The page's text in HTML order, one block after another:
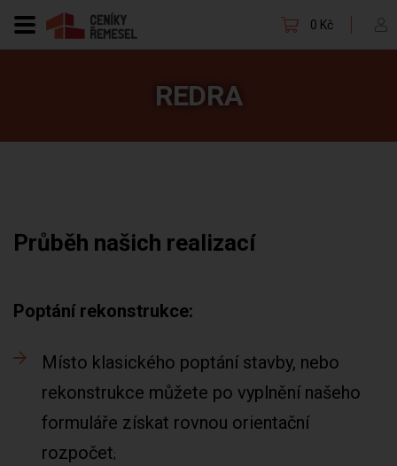
0 Kč
REDRA
Průběh našich realizací
Poptání rekonstrukce:
Místo klasického poptání stavby, nebo
rekonstrukce můžete po vyplnění našeho
formuláře získat rovnou orientační
rozpočet